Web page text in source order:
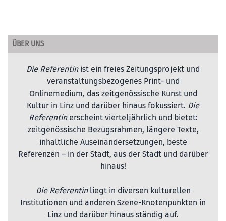
ÜBER UNS
Die Referentinist ein freies Zeitungsprojekt und
veranstaltungsbezogenes Print- und
Onlinemedium, das zeitgenössische Kunst und
Kultur in Linz und darüber hinaus fokussiert. Die
Referentinerscheint vierteljährlich und bietet:
zeitgenössische Bezugsrahmen, längere Texte,
inhaltliche Auseinandersetzungen, beste
Referenzen – in der Stadt, aus der Stadt und darüber
hinaus!
Die Referentinliegt in diversen kulturellen
Institutionen und anderen Szene-Knotenpunkten in
Linz und darüber hinaus ständig auf.